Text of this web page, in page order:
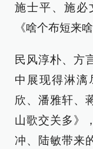
施士平、施必
《啥个布短来
民风淳朴、方
中展现得淋漓
欣、潘雅轩、
山歌交关多》
冲、陆敏带来